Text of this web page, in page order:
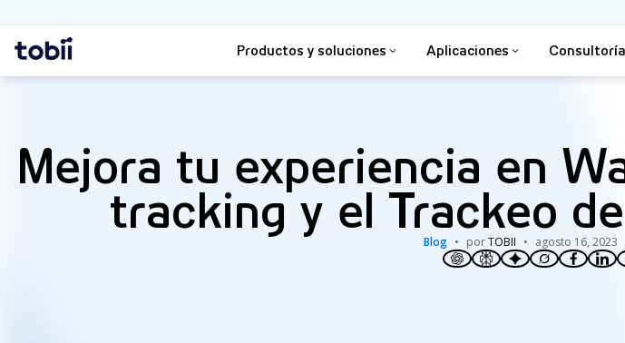
Inicio Productos y soluciones Aplicaciones
Buscar
Mejora tu experiencia en
tracking y el Trackeo
Blog porTOBII agosto 16, 2023